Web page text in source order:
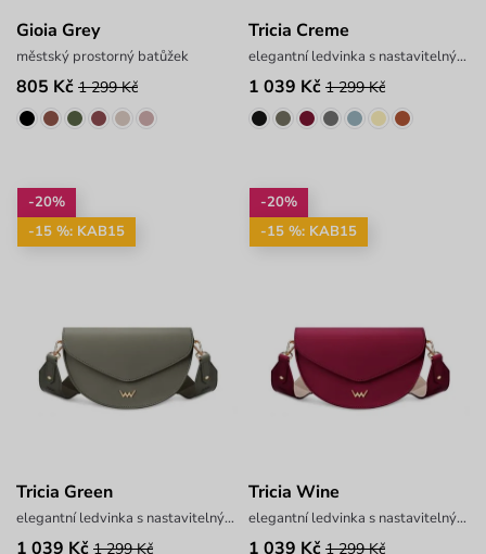
Gioia Grey
městský prostorný batůžek
805 Kč 1 299 Kč
Tricia Creme
elegantní ledvinka s nastavitelným popruhem
1 039 Kč 1 299 Kč
-20%
-15 %: KAB15
Tricia Green
elegantní ledvinka s nastavitelným popruhem
1 039 Kč 1 299 Kč
-20%
-15 %: KAB15
Tricia Wine
elegantní ledvinka s nastavitelným popruhem
1 039 Kč 1 299 Kč